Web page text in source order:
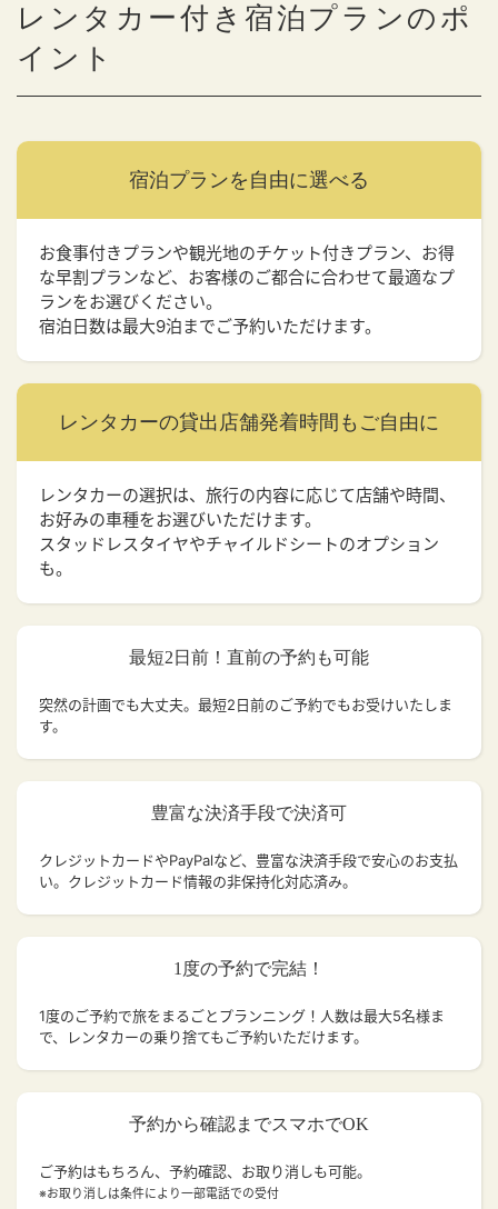
レンタカー付き宿泊プランのポ
イント
宿泊プランを 自由に選べる
お食事付きプランや観光地のチケット付きプラン、お得
な早割プランなど、お客様のご都合に合わせて最適なプ
ランをお選びください。
宿泊日数は最大9泊までご予約いただけます。
レンタカーの貸出店舗発着時間もご自由に
レンタカーの選択は、旅行の内容に応じて店舗や時間、
お好みの車種をお選びいただけます。
スタッドレスタイヤやチャイルドシートのオプション
も。
最短2日前！直前の予約も可能
突然の計画でも大丈夫。 最短2日前のご予約でもお受けいたしま
す。
豊富な決済手段で決済可
クレジットカードやPayPalなど、豊富な決済手段で安心のお支払
い。クレジットカード情報の非保持化対応済み。
1度の予約で完結！
1度のご予約で旅をまるごとプランニング！人数は最大5名様ま
で、レンタカーの乗り捨てもご予約いただけます。
予約から確認までスマホでOK
ご予約はもちろん、予約確認、お取り消しも可能。
※お取り消しは条件により一部電話での受付